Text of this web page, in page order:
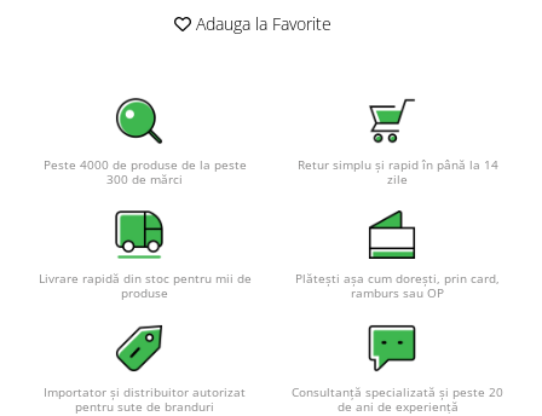
Adauga la Favorite
Peste 4000 de produse de la peste
300 de mărci
Retur simplu și rapid în până la 14
zile
Livrare rapidă din stoc pentru mii de
produse
Plătești așa cum dorești, prin card,
ramburs sau OP
Importator și distribuitor autorizat
pentru sute de branduri
Consultanță specializată și peste 20
de ani de experiență